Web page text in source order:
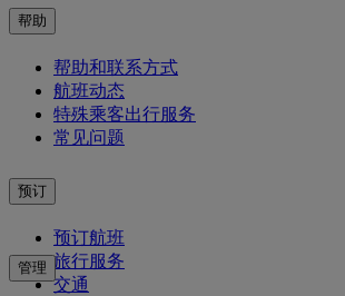
帮助
帮助和联系方式
航班动态
特殊乘客出行服务
常见问题
预订
预订航班
旅行服务
交通
管理